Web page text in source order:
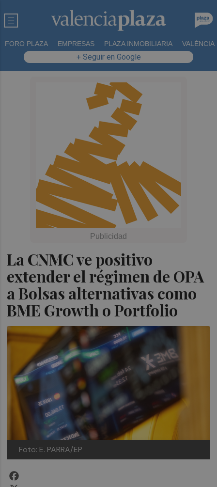
FORO PLAZA EMPRESAS PLAZA INMOBILIARIA VALÈNCIA
+ Seguir en Google
La CNMC ve positivo
extender el régimen de OPA
a Bolsas alternativas como
BME Growth o Portfolio
Foto: E. PARRA/EP